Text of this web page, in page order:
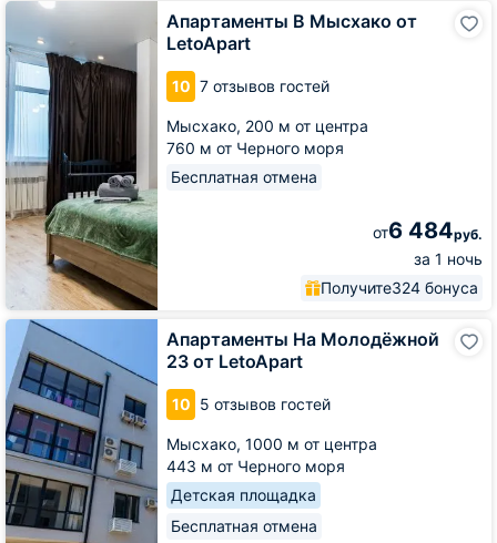
Апартаменты В Мысхако от
LetoApart
10 7 отзывов гостей
Мысхако, 200 м от центра
760 м от Черного моря
Бесплатная отмена
от6 484руб.
за 1 ночь
Получите324 бонуса
Апартаменты
Мысхако
от
LetoApart
Апартаменты На Молодёжной
23 от LetoApart
10 5 отзывов гостей
Мысхако, 1000 м от центра
443 м от Черного моря
Детская площадка
Бесплатная отмена
Апартаменты
На
Молодёжной
23
от
LetoApart